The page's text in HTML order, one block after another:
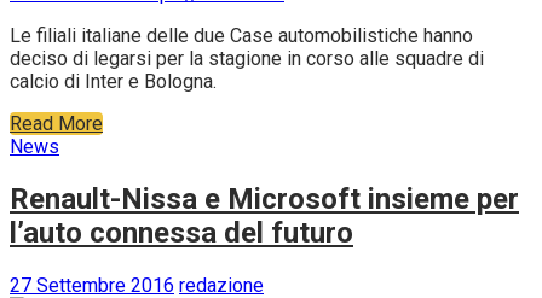
Le filiali italiane delle due Case automobilistiche hanno
deciso di legarsi per la stagione in corso alle squadre di
calcio di Inter e Bologna.
Read More
News
Renault-Nissa e Microsoft insieme per
l’auto connessa del futuro
27 Settembre 2016 redazione